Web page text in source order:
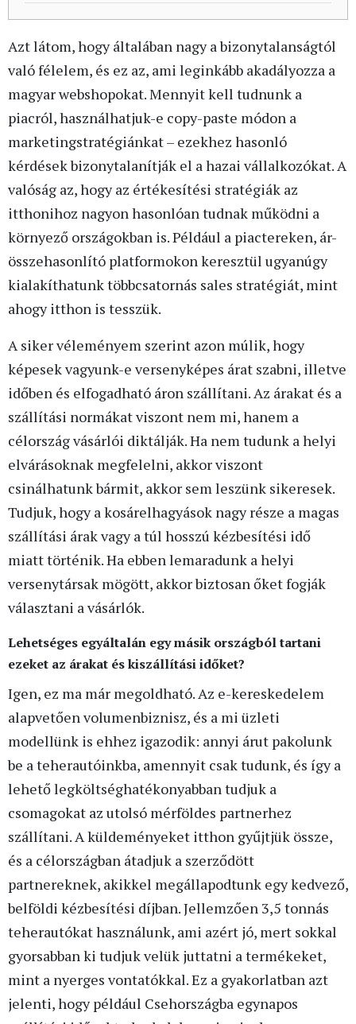
Azt látom, hogy általában nagy a bizonytalanságtól
való félelem, és ez az, ami leginkább akadályozza a
magyar webshopokat. Mennyit kell tudnunk a
piacról, használhatjuk-e copy-paste módon a
marketingstratégiánkat – ezekhez hasonló
kérdések bizonytalanítják el a hazai vállalkozókat. A
valóság az, hogy az értékesítési stratégiák az
itthonihoz nagyon hasonlóan tudnak működni a
környező országokban is. Például a piactereken, ár-
összehasonlító platformokon keresztül ugyanúgy
kialakíthatunk többcsatornás sales stratégiát, mint
ahogy itthon is tesszük.
A siker véleményem szerint azon múlik, hogy
képesek vagyunk-e versenyképes árat szabni, illetve
időben és elfogadható áron szállítani. Az árakat és a
szállítási normákat viszont nem mi, hanem a
célország vásárlói diktálják. Ha nem tudunk a helyi
elvárásoknak megfelelni, akkor viszont
csinálhatunk bármit, akkor sem leszünk sikeresek.
Tudjuk, hogy a kosárelhagyások nagy része a magas
szállítási árak vagy a túl hosszú kézbesítési idő
miatt történik. Ha ebben lemaradunk a helyi
versenytársak mögött, akkor biztosan őket fogják
választani a vásárlók.
Lehetséges egyáltalán egy másik országból tartani
ezeket az árakat és kiszállítási időket?
Igen, ez ma már megoldható. Az e-kereskedelem
alapvetően volumenbiznisz, és a mi üzleti
modellünk is ehhez igazodik: annyi árut pakolunk
be a teherautóinkba, amennyit csak tudunk, és így a
lehető legköltséghatékonyabban tudjuk a
csomagokat az utolsó mérföldes partnerhez
szállítani. A küldeményeket itthon gyűjtjük össze,
és a célországban átadjuk a szerződött
partnereknek, akikkel megállapodtunk egy kedvező,
belföldi kézbesítési díjban. Jellemzően 3,5 tonnás
teherautókat használunk, ami azért jó, mert sokkal
gyorsabban ki tudjuk velük juttatni a termékeket,
mint a nyerges vontatókkal. Ez a gyakorlatban azt
jelenti, hogy például Csehországba egynapos